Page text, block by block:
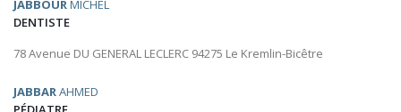
JABBOURMICHEL
DENTISTE
78 Avenue DU GENERAL LECLERC 94275 Le Kremlin-Bicêtre
JABBARAHMED